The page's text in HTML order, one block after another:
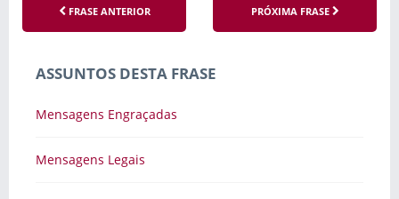
FRASE ANTERIOR PRÓXIMA FRASE
ASSUNTOS DESTA FRASE
Mensagens Engraçadas
Mensagens Legais